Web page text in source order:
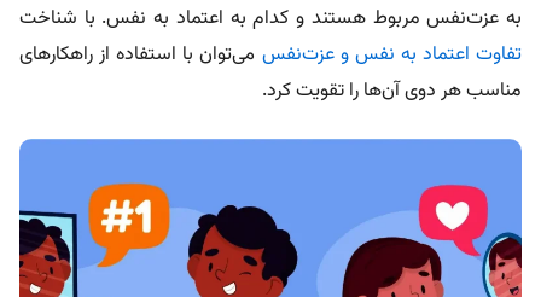
به عزت‌نفس مربوط هستند و کدام به اعتماد به نفس. با شناخت
تفاوت اعتماد به نفس و عزت‌نفس می‌توان با استفاده از راهکارهای
مناسب هر دوی آن‌ها را تقویت کرد.